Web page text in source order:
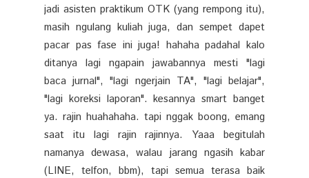
jadi asisten praktikum OTK (yang rempong itu),
masih ngulang kuliah juga, dan sempet dapet
pacar pas fase ini juga! hahaha padahal kalo
ditanya lagi ngapain jawabannya mesti "lagi
baca jurnal", "lagi ngerjain TA", "lagi belajar",
"lagi koreksi laporan". kesannya smart banget
ya. rajin huahahaha. tapi nggak boong, emang
saat itu lagi rajin rajinnya. Yaaa begitulah
namanya dewasa, walau jarang ngasih kabar
(LINE, telfon, bbm), tapi semua terasa baik